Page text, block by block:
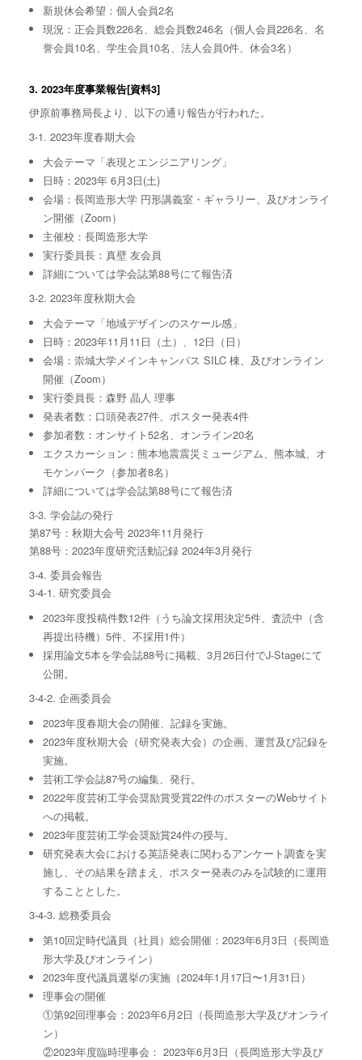
新規休会希望：個人会員2名
現況：正会員数226名、総会員数246名（個人会員226名、名
誉会員10名、学生会員10名、法人会員0件、休会3名）
3. 2023年度事業報告[資料3]
伊原前事務局長より、以下の通り報告が行われた。
3-1. 2023年度春期大会
⼤会テーマ「表現とエンジニアリング」
⽇時：2023年 6⽉3⽇(⼟)
会場：⻑岡造形⼤学 円形講義室・ギャラリー、及びオンライ
ン開催（Zoom）
主催校：⻑岡造形⼤学
実⾏委員⻑：真壁 友会員
詳細については学会誌第88号にて報告済
3-2. 2023年度秋期大会
⼤会テーマ「地域デザインのスケール感」
⽇時：2023年11⽉11⽇（⼟）、12⽇（⽇）
会場：崇城⼤学メインキャンパス SILC 棟、及びオンライン
開催（Zoom）
実⾏委員⻑：森野 晶⼈ 理事
発表者数：⼝頭発表27件、ポスター発表4件
参加者数：オンサイト52名、オンライン20名
エクスカーション：熊本地震震災ミュージアム、熊本城、オ
モケンパーク（参加者8名）
詳細については学会誌第88号にて報告済
3-3. 学会誌の発行
第87号：秋期⼤会号 2023年11⽉発⾏
第88号：2023年度研究活動記録 2024年3⽉発⾏
3-4. 委員会報告
3-4-1. 研究委員会
2023年度投稿件数12件（うち論⽂採⽤決定5件、査読中（含
再提出待機）5件、不採⽤1件）
採用論文5本を学会誌88号に掲載、3⽉26⽇付でJ-Stageにて
公開。
3-4-2. 企画委員会
2023年度春期⼤会の開催、記録を実施。
2023年度秋期⼤会（研究発表⼤会）の企画、運営及び記録を
実施。
芸術⼯学会誌87号の編集、発⾏。
2022年度芸術⼯学会奨励賞受賞22件のポスターのWebサイト
への掲載。
2023年度芸術⼯学会奨励賞24件の授与。
研究発表⼤会における英語発表に関わるアンケート調査を実
施し、その結果を踏まえ、ポスター発表のみを試験的に運⽤
することとした。
3-4-3. 総務委員会
第10回定時代議員（社員）総会開催：2023年6⽉3⽇（⻑岡造
形⼤学及びオンライン）
2023年度代議員選挙の実施（2024年1⽉17⽇〜1⽉31⽇）
理事会の開催
①第92回理事会：2023年6⽉2⽇（⻑岡造形⼤学及びオンライ
ン）
②2023年度臨時理事会： 2023年6⽉3⽇（⻑岡造形⼤学及び